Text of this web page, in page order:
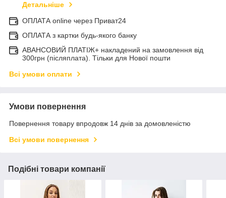
Детальніше
ОПЛАТА online через Приват24
ОПЛАТА з картки будь-якого банку
АВАНСОВИЙ ПЛАТІЖ+ накладений на замовлення від
300грн (післяплата). Тільки для Нової пошти
Всі умови оплати
Умови повернення
Повернення товару впродовж 14 днів за домовленістю
Всі умови повернення
Подібні товари компанії